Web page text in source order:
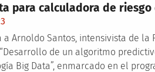
para calculadora de riesgo
a Arnoldo Santos, intensivista de
de un algoritmo
Big Data”, enmarcado en el